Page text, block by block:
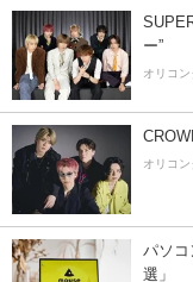
ー”
オリコ
オリコ
パソコ
選」